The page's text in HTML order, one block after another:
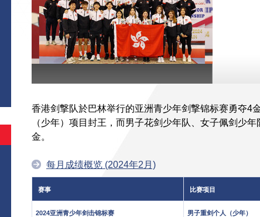
香港剑撃队於巴林举行的亚洲青少年剑撃锦标赛勇夺4
（少年）项目封王，而男子花剑少年队、女子佩剑少
金。
每月成绩概览 (2024年2月)
赛事 比赛项目
2024亚洲青少年剑击锦标赛
男子重剑个人（少年）